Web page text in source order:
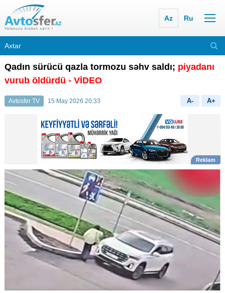
Az Ru
Qadın sürücü qazla tormozu səhv saldı; piyadanı
vurub öldürdü - VİDEO
Avtosfer TV 15 May 2026 20:33 A- A+